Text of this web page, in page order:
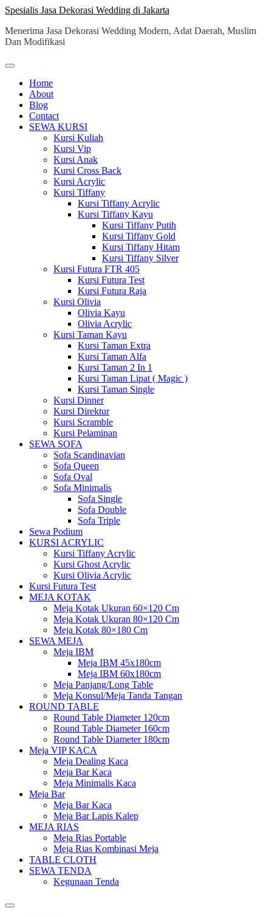
Skip
content
Spesialis Jasa Dekorasi Wedding di Jakarta
Menerima Jasa Dekorasi Wedding Modern, Adat Daerah, Muslim
Dan Modifikasi
Home
About
Blog
Contact
SEWA KURSI
Kursi Kuliah
Kursi Vip
Kursi Anak
Kursi Cross Back
Kursi Acrylic
Kursi Tiffany
Kursi Tiffany Acrylic
Kursi Tiffany Kayu
Kursi Tiffany Putih
Kursi Tiffany Gold
Kursi Tiffany Hitam
Kursi Tiffany Silver
Kursi Futura FTR 405
Kursi Futura Test
Kursi Futura Raja
Kursi Olivia
Olivia Kayu
Olivia Acrylic
Kursi Taman Kayu
Kursi Taman Extra
Kursi Taman Alfa
Kursi Taman 2 In 1
Kursi Taman Lipat ( Magic )
Kursi Taman Single
Kursi Dinner
Kursi Direktur
Kursi Scramble
Kursi Pelaminan
SEWA SOFA
Sofa Scandinavian
Sofa Queen
Sofa Oval
Sofa Minimalis
Sofa Single
Sofa Double
Sofa Triple
Sewa Podium
KURSI ACRYLIC
Kursi Tiffany Acrylic
Kursi Ghost Acrylic
Kursi Olivia Acrylic
Kursi Futura Test
MEJA KOTAK
Meja Kotak Ukuran 60×120 Cm
Meja Kotak Ukuran 80×120 Cm
Meja Kotak 80×180 Cm
SEWA MEJA
Meja IBM
Meja IBM 45x180cm
Meja IBM 60x180cm
Meja Panjang/Long Table
Meja Konsul/Meja Tanda Tangan
ROUND TABLE
Round Table Diameter 120cm
Round Table Diameter 160cm
Round Table Diameter 180cm
Meja VIP KACA
Meja Dealing Kaca
Meja Bar Kaca
Meja Minimalis Kaca
Meja Bar
Meja Bar Kaca
Meja Bar Lapis Kalep
MEJA RIAS
Meja Rias Portable
Meja Rias Kombinasi Meja
TABLE CLOTH
SEWA TENDA
Kegunaan Tenda